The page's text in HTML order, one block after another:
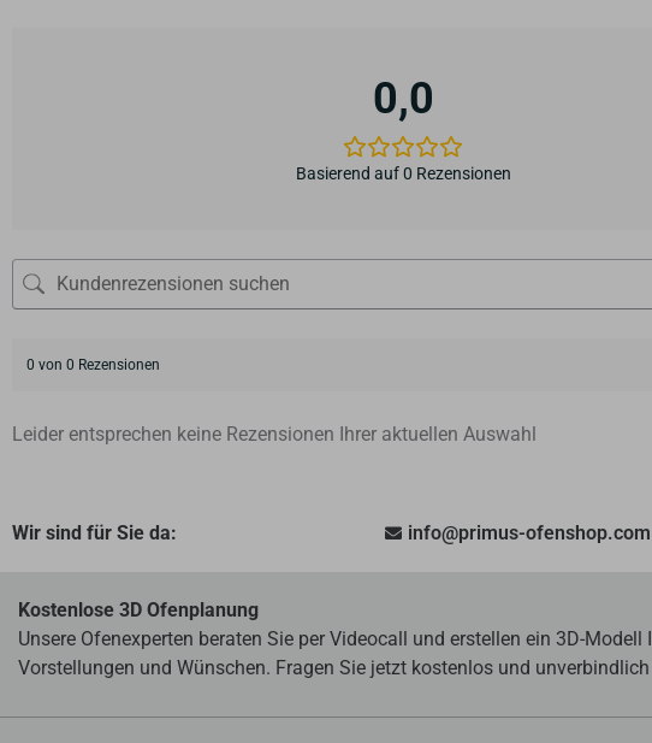
0,0
Basierend auf 0 Rezensionen
0 von 0 Rezensionen
Leider entsprechen keine Rezensionen Ihrer aktuellen Auswahl
Wir sind für Sie da: info@primus-ofenshop.com
Kostenlose 3D Ofenplanung
Unsere Ofenexperten beraten Sie per Videocall und erstellen ein 3D-
Vorstellungen und Wünschen. Fragen Sie jetzt kostenlos und